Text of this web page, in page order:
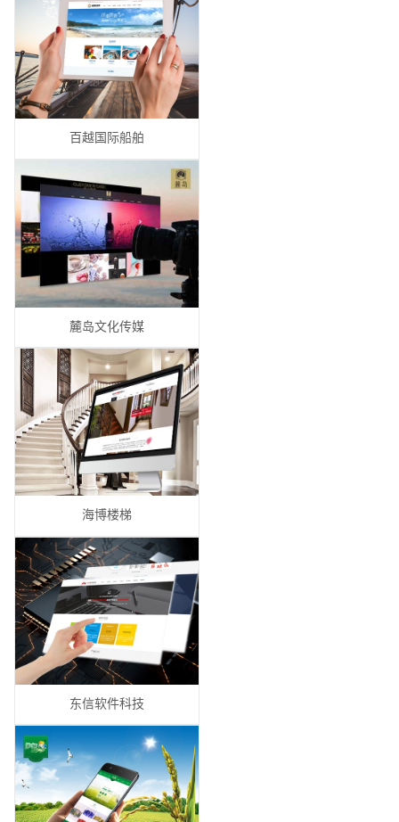
百越国际船舶
麓岛文化传媒
海博楼梯
东信软件科技